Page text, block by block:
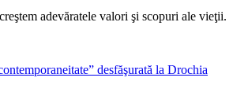
adevăratele valori şi scopuri ale vieţii.
desfăşurată la Drochia